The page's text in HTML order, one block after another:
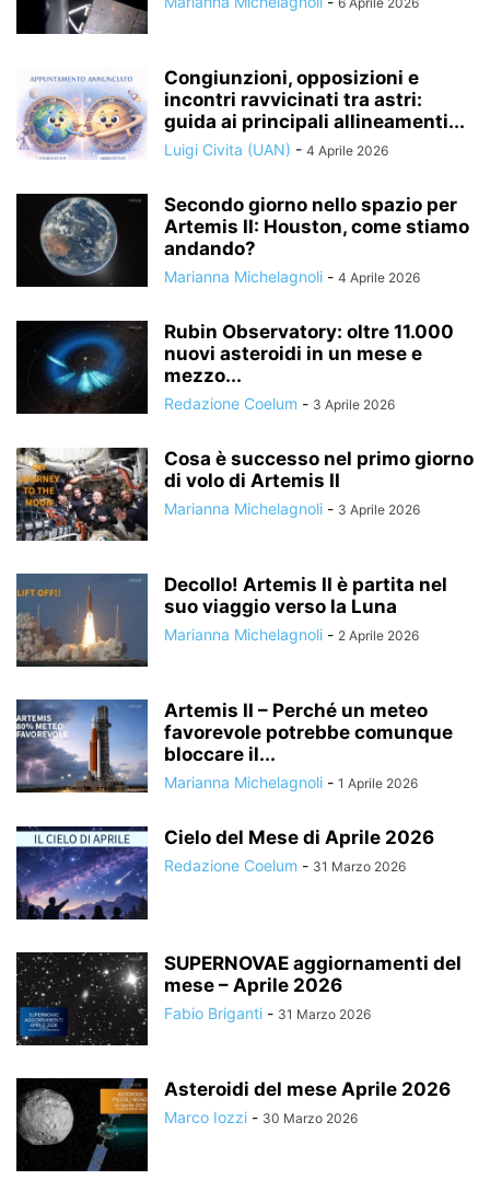
Congiunzioni, opposizioni e
incontri ravvicinati tra astri:
guida ai principali allineamenti...
Luigi Civita (UAN) - 4 Aprile 2026
Secondo giorno nello spazio per
Artemis II: Houston, come stiamo
andando?
Marianna Michelagnoli - 4 Aprile 2026
Rubin Observatory: oltre 11.000
nuovi asteroidi in un mese e
mezzo...
Redazione Coelum - 3 Aprile 2026
Cosa è successo nel primo giorno
di volo di Artemis II
Marianna Michelagnoli - 3 Aprile 2026
Decollo! Artemis II è partita nel
suo viaggio verso la Luna
Marianna Michelagnoli - 2 Aprile 2026
Artemis II – Perché un meteo
favorevole potrebbe comunque
bloccare il...
Marianna Michelagnoli - 1 Aprile 2026
Cielo del Mese di Aprile 2026
Redazione Coelum - 31 Marzo 2026
SUPERNOVAE aggiornamenti del
mese – Aprile 2026
Fabio Briganti - 31 Marzo 2026
Asteroidi del mese Aprile 2026
Marco Iozzi - 30 Marzo 2026